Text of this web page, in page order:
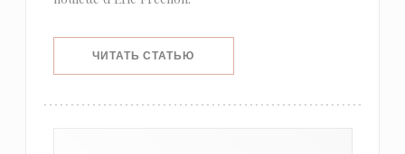
ЧИТАТЬ СТАТЬЮ